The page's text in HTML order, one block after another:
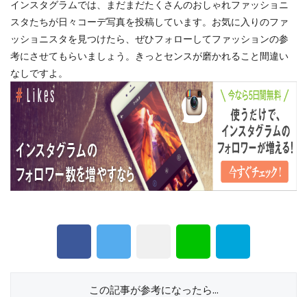
インスタグラムでは、まだまだたくさんのおしゃれファッショニ
スタたちが日々コーデ写真を投稿しています。お気に入りのファ
ッショニスタを見つけたら、ぜひフォローしてファッションの参
考にさせてもらいましょう。きっとセンスが磨かれること間違い
なしですよ。
この記事が参考になったら...